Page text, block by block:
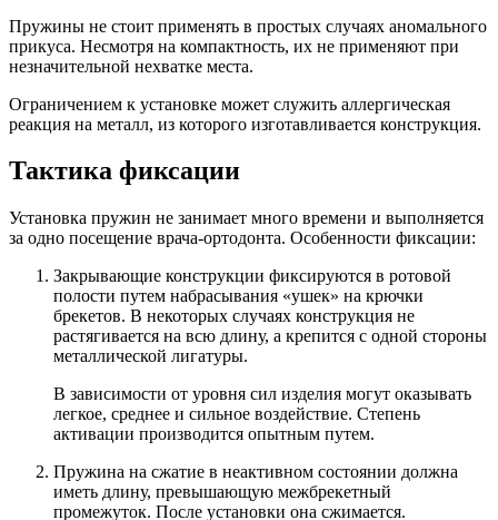
Пружины не стоит применять в простых случаях аномального
прикуса. Несмотря на компактность, их не применяют при
незначительной нехватке места.
Ограничением к установке может служить аллергическая
реакция на металл, из которого изготавливается конструкция.
Тактика фиксации
Установка пружин не занимает много времени и выполняется
за одно посещение врача-ортодонта. Особенности фиксации:
Закрывающие конструкции фиксируются в ротовой
полости путем набрасывания «ушек» на крючки
брекетов. В некоторых случаях конструкция не
растягивается на всю длину, а крепится с одной стороны
металлической лигатуры.
В зависимости от уровня сил изделия могут оказывать
легкое, среднее и сильное воздействие. Степень
активации производится опытным путем.
Пружина на сжатие в неактивном состоянии должна
иметь длину, превышающую межбрекетный
промежуток. После установки она сжимается.